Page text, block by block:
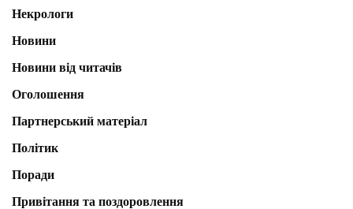
Некрологи
Новини
Новини від читачів
Оголошення
Партнерський матеріал
Політик
Поради
Привітання та поздоровлення